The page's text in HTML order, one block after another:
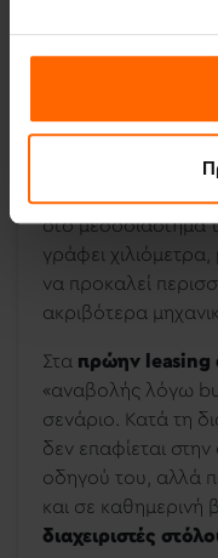
στο μεσοδιάστημα
γράφει
να προκαλεί
ακριβότερα
Στα πρώην leasing
«αναβολής λόγω
σενάριο. Κατά τη
δεν επαφίεται στην
οδηγού του, αλλά
και σε καθημερινή
διαχειριστές